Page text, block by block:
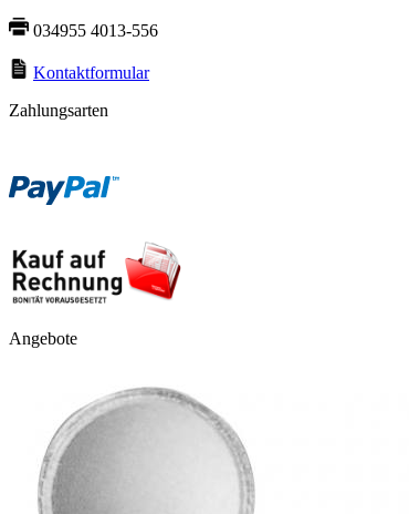
034955 4013-556
Kontaktformular
Zahlungsarten
Angebote